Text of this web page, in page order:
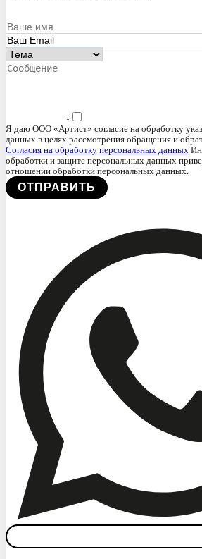
Я даю ООО «Артист» согласие на обработку
данных в целях рассмотрения обращения и
Согласия на обработку персональных данных
обработки и защите персональных данных
отношении обработки персональных данных.